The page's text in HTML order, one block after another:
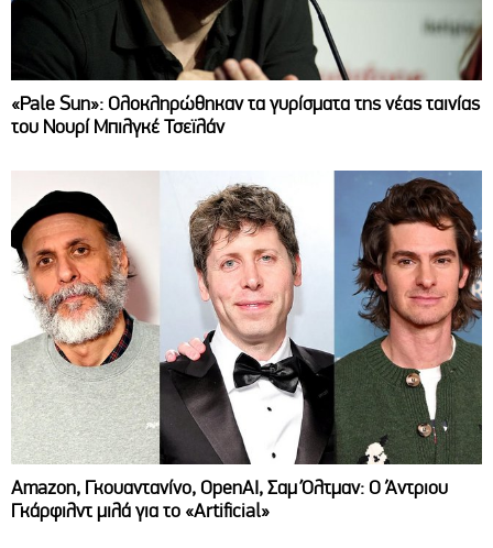
«Pale Sun»: Ολοκληρώθηκαν τα γυρίσματα της νέας ταινίας
του Νουρί Μπιλγκέ Τσεϊλάν
Amazon, Γκουαντανίνο, OpenAI, Σαμ Όλτμαν: Ο Άντριου
Γκάρφιλντ μιλά για το «Artificial»